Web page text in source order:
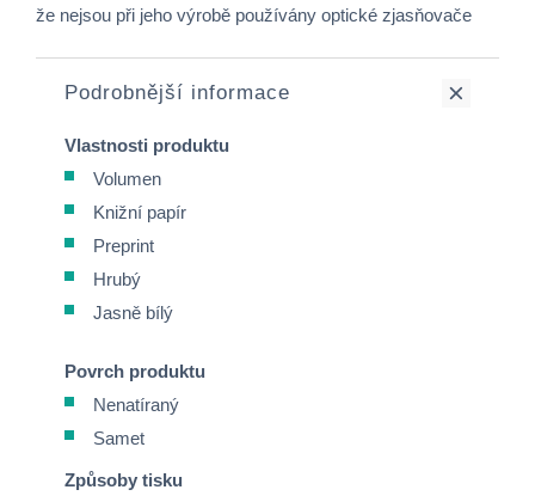
že nejsou při jeho výrobě používány optické zjasňovače
Podrobnější informace
Vlastnosti produktu
Volumen
Knižní papír
Preprint
Hrubý
Jasně bílý
Povrch produktu
Nenatíraný
Samet
Způsoby tisku